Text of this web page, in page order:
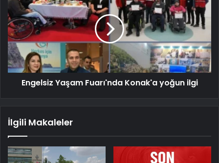
Engelsiz Yaşam Fuarı'nda Konak'a yoğun ilgi
İlgili Makaleler